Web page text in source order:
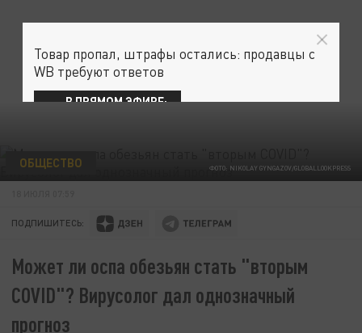
ФОТО: NIKOLAY GYNGAZOV/GLOBALLOOKPRESS
ОБЩЕСТВО
ПОДПИШИТЕСЬ:
Может ли оспа обезьян стать "вторым
COVID"? Вирусолог дал однозначный
прогноз
Товар пропал, штрафы остались: продавцы с
WB требуют ответов
В ПРЯМОМ ЭФИРЕ: